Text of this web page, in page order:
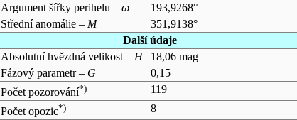
Argument šířky perihelu – ω
193,9268°
Střední anomálie – M
351,9138°
Další údaje
Absolutní hvězdná velikost – H
18,06 mag
Fázový parametr – G
0,15
Počet pozorování*)
119
Počet opozic*)
8